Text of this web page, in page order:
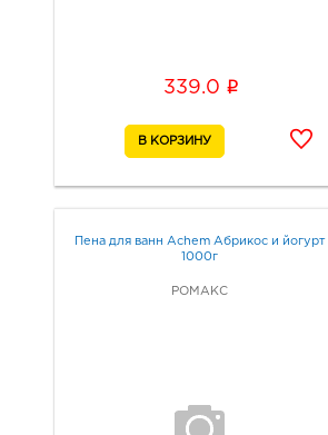
339.0 i
Пена для ванн Achem Абрикос и йогурт
1000г
РОМАКС